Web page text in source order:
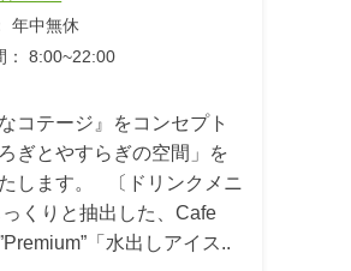
年中無休
： 8:00~22:00
コテージ』をコンセプト
ぎとやすらぎの空間」を
します。 〔ドリンクメニ
っくりと抽出した、Cafe
「水出しアイス..